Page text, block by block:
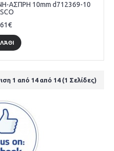
ΑΣΠΡΗ 10mm d712369-10
1 από 14 από 14 (1 Σελίδες)